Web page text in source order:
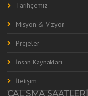
Tarihçemiz
Misyon & Vizyon
Projeler
İnsan Kaynakları
İletişim
ÇALIŞMA SAATLERI